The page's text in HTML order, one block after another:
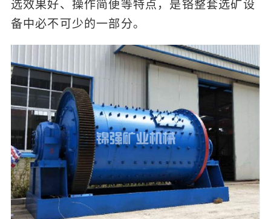
选效果好、操作简便等特点，是铬整套选矿设
备中必不可少的一部分。